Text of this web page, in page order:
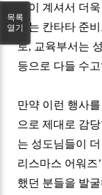
많이 계셔서 더
대는 칸타타 준비
로, 교육부서는
등으로 다들 수
만약 이런 행사
으로 제대로 감
는 성도님들이
리스마스 어워즈
했던 분들을 발
목록
열기